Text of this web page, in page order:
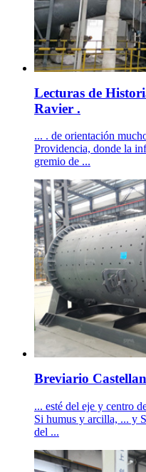
Lecturas de
Ravier .
... . de orientación
Providencia, donde la
gremio de ...
Breviario
... esté del eje y centro
Si humus y arcilla, ... y
del ...